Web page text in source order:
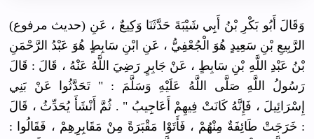
(حديث مرفوع) وَقَالَ أَبُو بَكْرِ بْنُ أَبِي شَيْبَةَ حَدَّثَنَا وَكِيعٌ ، عَنِ
الرَّبِيعِ بْنِ سَعِيدٍ هُوَ الْجُعْفِيُّ ، عَنِ ابْنِ سَابِطٍ هُوَ عَبْدُ الرَّحْمَنِ
بْنُ عَبْدِ اللَّهِ بْنِ سَابِطٍ ، عَنْ جَابِرٍ رَضِيَ اللَّهُ عَنْهُ ، قَالَ : قَالَ
رَسُولُ اللَّهِ صَلَّى اللَّهُ عَلَيْهِ وَسَلَّمَ : " تَحَدَّثُوا عَنْ بَنِي
إِسْرَائِيلَ ، فَإِنَّهُ كَانَتْ فِيهِمْ أَعَاجِيبُ " . ثُمَّ أَنْشَأَ يُحَدِّثُ ، قَالَ
: خَرَجَتْ طَائِفَةٌ مِنْهُمْ ، فَأَتَوْا مَقْبَرَةً مِنْ مَقَابِرِهِمْ ، فَقَالُوا :